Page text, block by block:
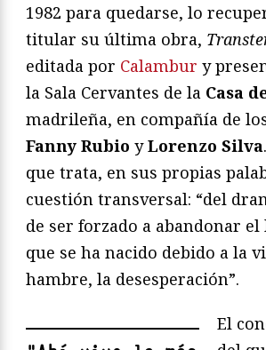
1982 para quedarse, lo
titular su última obra,
editada por Calambur y
la Sala Cervantes de la Casa
madrileña, en compañía de
Fanny Rubio yLorenzo Silva
que trata, en sus propias
cuestión transversal: “del
de ser forzado a abandonar
que se ha nacido debido a la
hambre, la desesperación”.
El